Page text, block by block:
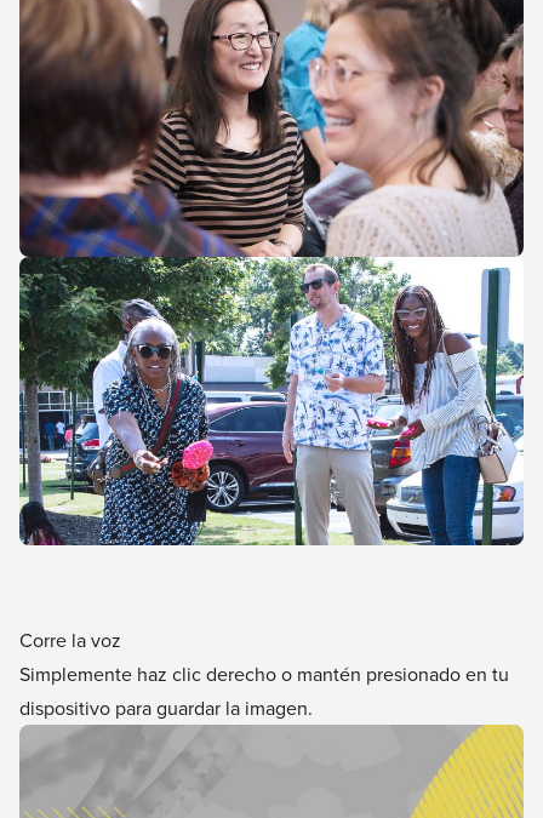
Corre la voz
Simplemente haz clic derecho o mantén presionado en tu
dispositivo para guardar la imagen.